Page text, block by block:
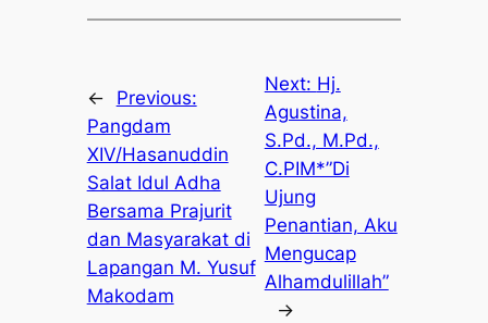
←
Previous:
Pangdam
XIV/Hasanuddin
Salat Idul Adha
Bersama Prajurit
dan Masyarakat di
Lapangan M. Yusuf
Makodam
Next: Hj.
Agustina,
S.Pd., M.Pd.,
C.PIM*”Di
Ujung
Penantian, Aku
Mengucap
Alhamdulillah”
→